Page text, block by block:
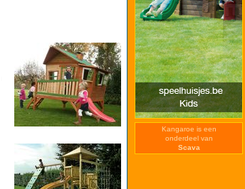
Kangaroe is een
onderdeel van
Scava